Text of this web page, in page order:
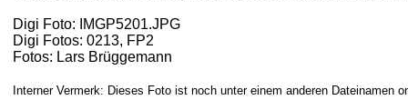
Digi Foto: IMGP5201.JPG
Digi Fotos: 0213, FP2
Fotos: Lars Brüggemann
Interner Vermerk: Dieses Foto ist noch unter einem anderen Dateinamen